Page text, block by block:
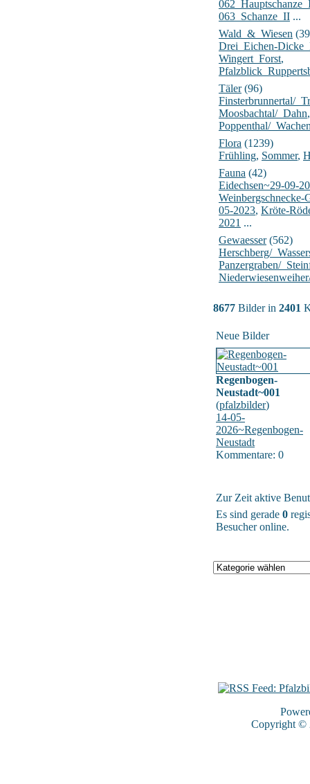
063_Schanze_II ...
Wald_&_Wiesen
Drei_Eichen-
Wingert_Forst,
Täler(96)
Finsterbrunnertal/
Moosbachtal/_Dahn,
Poppenthal/
Flora (1239)
Frühling, Sommer,
Fauna (42)
Eidechsen~29-09-
Weinbergschnecke-
05-2023, Kröte-
2021 ...
Gewaesser(562)
Herschberg/
Panzergraben/
8677 Bilder in 2401
Neue Bilder
Regenbogen-
Neustadt~001
(pfalzbilder)
14-05-
2026~Regenbogen-
Neustadt
Kommentare: 0
Zur Zeit aktive
Es sind gerade 0
Besucher online.
Copyright ©